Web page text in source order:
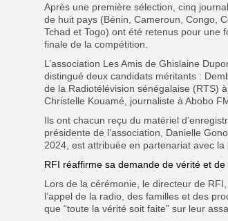
Après une première sélection, cinq
de huit pays (Bénin, Cameroun, Congo,
Tchad et Togo) ont été retenus pour une
finale de la compétition.
L’association Les Amis de Ghislaine
distingué deux candidats méritants :
de la Radiotélévision sénégalaise (RTS)
Christelle Kouamé, journaliste à Abobo
Ils ont chacun reçu du matériel
présidente de l’association, Danielle
2024, est attribuée en partenariat avec la
RFI réaffirme sa demande de vérité et
Lors de la cérémonie, le directeur de
l’appel de la radio, des familles et des
que “toute la vérité soit faite” sur leur